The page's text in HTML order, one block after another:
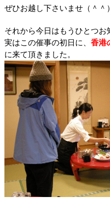
ぜひお越し下さいませ（＾＾
それから今日はもうひとつお
実はこの催事の初日に、 香港
に来て頂きました。